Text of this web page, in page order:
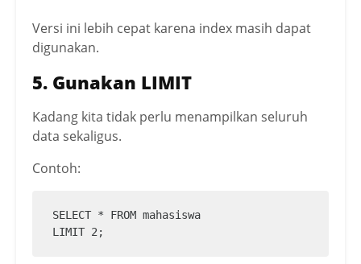
Versi ini lebih cepat karena index masih dapat
digunakan.
5. Gunakan LIMIT
Kadang kita tidak perlu menampilkan seluruh
data sekaligus.
Contoh:
SELECT * FROM mahasiswa
LIMIT 2;